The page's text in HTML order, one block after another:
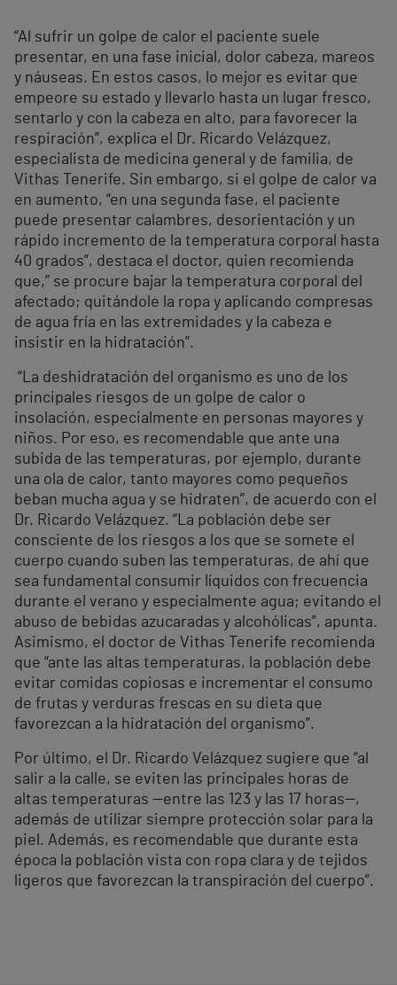
“Al sufrir un golpe de calor el paciente suele
presentar, en una fase inicial, dolor cabeza, mareos
y náuseas. En estos casos, lo mejor es evitar que
empeore su estado y llevarlo hasta un lugar fresco,
sentarlo y con la cabeza en alto, para favorecer la
respiración”, explica el Dr. Ricardo Velázquez,
especialista de medicina general y de familia, de
Vithas Tenerife. Sin embargo, si el golpe de calor va
en aumento, “en una segunda fase, el paciente
puede presentar calambres, desorientación y un
rápido incremento de la temperatura corporal hasta
40 grados”, destaca el doctor, quien recomienda
que,” se procure bajar la temperatura corporal del
afectado; quitándole la ropa y aplicando compresas
de agua fría en las extremidades y la cabeza e
insistir en la hidratación”.
“La deshidratación del organismo es uno de los
principales riesgos de un golpe de calor o
insolación, especialmente en personas mayores y
niños. Por eso, es recomendable que ante una
subida de las temperaturas, por ejemplo, durante
una ola de calor, tanto mayores como pequeños
beban mucha agua y se hidraten”, de acuerdo con el
Dr. Ricardo Velázquez. “La población debe ser
consciente de los riesgos a los que se somete el
cuerpo cuando suben las temperaturas, de ahí que
sea fundamental consumir líquidos con frecuencia
durante el verano y especialmente agua; evitando el
abuso de bebidas azucaradas y alcohó licas”, apunta.
Asimismo, el doctor de Vithas Tenerife recomienda
que “ante las altas temperaturas, la población debe
evitar comidas copiosas e incrementar el consumo
de frutas y verduras frescas en su dieta que
favorezcan a la hidratación del organismo”.
Por último, el Dr. Ricardo Vel ázquez sugiere que “al
salir a la calle, se eviten las principales horas de
altas temperaturas —entre las 123 y las 17 horas—,
además de utilizar siempre protección solar para la
piel. Además, es recomendable que durante esta
época la población vista con ropa clara y de tejidos
ligeros que favorezcan la transpiración del cuerpo”.